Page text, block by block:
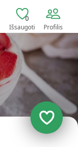
0
Išsaugoti Profilis